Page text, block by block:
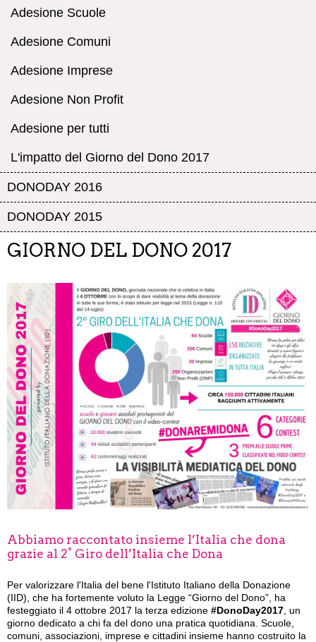
Adesione Scuole
Adesione Comuni
Adesione Imprese
Adesione Non Profit
Adesione per tutti
L'impatto del Giorno del Dono 2017
DONODAY 2016
DONODAY 2015
GIORNO DEL DONO 2017
Abbiamo raccontato insieme l’Italia che dona
grazie al 2° Giro dell’Italia che Dona
Per valorizzare l'Italia del bene l'Istituto Italiano della Donazione
(IID), che ha fortemente voluto la Legge “Giorno del Dono”, ha
festeggiato il 4 ottobre 2017 la terza edizione #DonoDay2017 , un
giorno dedicato a chi fa del dono una pratica quotidiana. Scuole,
comuni, associazioni, imprese e cittadini insieme hanno costruito la